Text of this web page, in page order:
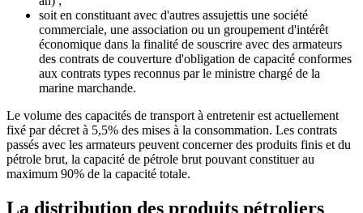
soit en constituant avec d'autres assujettis une société
commerciale, une association ou un groupement d'intérêt
économique dans la finalité de souscrire avec des armateurs
des contrats de couverture d'obligation de capacité conformes
aux contrats types reconnus par le ministre chargé de la
marine marchande.
Le volume des capacités de transport à entretenir est actuellement
fixé par décret à 5,5% des mises à la consommation. Les contrats
passés avec les armateurs peuvent concerner des produits finis et du
pétrole brut, la capacité de pétrole brut pouvant constituer au
maximum 90% de la capacité totale.
La distribution des produits pétroliers